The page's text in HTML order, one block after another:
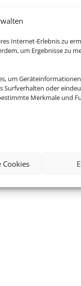
Internet-Erlebnis zu
um Ergebnisse zu
um
Surfverhalten oder
Merkmale und